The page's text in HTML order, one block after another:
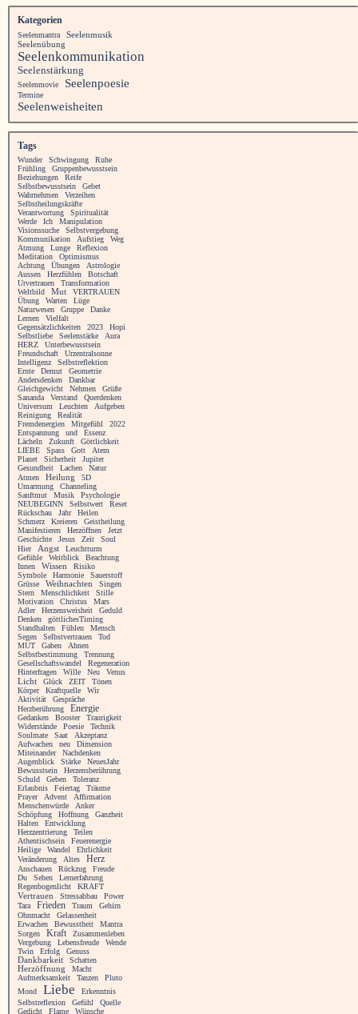
Kategorien
Seelenmantra
Seelenmusik
Seelenübung
Seelenkommunikation
Seelenstärkung
Seelenmovie Seelenpoesie
Termine
Seelenweisheiten
Tags
Wunder Schwingung
Ruhe
Frühling
Gruppenbewusstsein
Beziehungen
Reife
Selbstbewusstsein
Gebet
Wahrnehmen
Verzeihen
Selbstheilungskräfte
Verantwortung
Spiritualität
Werde
Ich
Manipulation
Visionssuche
Selbstvergebung
Kommunikation
Aufstieg
Weg
Atmung
Lunge
Reflexion
Meditation
Optimismus
Achtung
Übungen
Astrologie
Aussen
Herzfühlen
Botschaft
Urvertrauen
Transformation
Weltbild
Mut
VERTRAUEN
Übung
Warten
Lüge
Naturwesen
Gruppe
Danke
Lernen
Vielfalt
Gegensätzlichkeiten
2023
Hopi
Selbstliebe
Seelenstärke
Aura
HERZ
Unterbewusstsein
Freundschaft
Urzentralsonne
Intelligenz
Selbstreflektion
Ernte
Demut
Geometrie
Andersdenken
Dankbar
Gleichgewicht
Nehmen
Grüße
Sananda
Verstand
Querdenken
Universum
Leuchten
Aufgeben
Reinigung
Realität
Fremdenergien
Mitgefühl
2022
Entspannung
und
Essenz
Lächeln
Zukunft
Göttlichkeit
LIEBE
Spass Gott
Atem
Planet
Sicherheit
Jupiter
Gesundheit
Lachen
Natur
Atmen
Heilung
5D
Umarmung
Channeling
Sanftmut
Musik
Psychologie
NEUBEGINN
Selbstwert
Reset
Rückschau
Jahr
Heilen
Schmerz
Kreieren
Geistheilung
Manifestieren
Herzöffnen
Jetzt
Geschichte
Jesus Zeit
Soul
Hier
Angst
Leuchtturm
Gefühle
Weitblick
Beachtung
Innen
Wissen
Risiko
Symbole
Harmonie
Sauerstoff
Grüsse
Weihnachten
Singen
Stern
Menschlichkeit
Stille
Motivation
Christus
Mars
Adler
Herzensweisheit
Geduld
Denken
göttlichesTiming
Standhalten
Fühlen
Mensch
Segen
Selbstvertrauen
Tod
MUT
Gaben
Ahnen
Selbstbestimmung
Trennung
Gesellschaftswandel
Regeneration
Hinterfragen
Wille Neu Venus
Licht Glück ZEIT
Tönen
Körper
Kraftquelle
Wir
Aktivität
Gespräche
Herzberührung
Energie
Gedanken Booster
Traurigkeit
Widerstände
Poesie
Technik
Soulmate
Saat
Akzeptanz
Aufwachen
neu
Dimension
Miteinander
Nachdenken
Augenblick
Stärke
NeuesJahr
Bewusstsein
Herzensberührung
Schuld
Geben
Toleranz
Erlaubnis
Feiertag
Träume
Prayer
Advent
Affirmation
Menschenwürde
Anker
Schöpfung
Hoffnung
Ganzheit
Halten
Entwicklung
Herzzentrierung
Teilen
Athentischsein
Feuerenergie
Heilige
Wandel
Ehrlichkeit
Veränderung
Altes Herz
Anschauen Rückzug
Freude
Du
Sehen
Lernerfahrung
Regenbogenlicht
KRAFT
Vertrauen Stressabbau
Power
Tara
Frieden Traum
Gehirn
Ohnmacht
Gelassenheit
Erwachen
Bewusstheit
Mantra
Sorgen
Kraft
Zusammenleben
Vergebung
Lebensfreude
Wende
Twin
Erfolg
Genuss
Dankbarkeit
Schatten
Herzöffnung
Macht
Aufmerksamkeit
Tanzen
Pluto
Mond
Liebe
Erkenntnis
Selbstreflexion
Gefühl
Quelle
Gedicht
Flame Wünsche